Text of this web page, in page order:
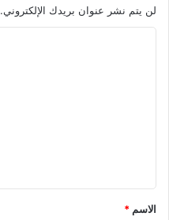
لن يتم نشر عنوان بريدك الإلكتروني.
*
الاسم *